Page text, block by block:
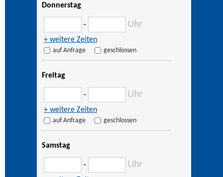
Donnerstag
– Uhr
+ weitere Zeiten
auf Anfrage geschlossen
Freitag
– Uhr
+ weitere Zeiten
auf Anfrage geschlossen
Samstag
– Uhr